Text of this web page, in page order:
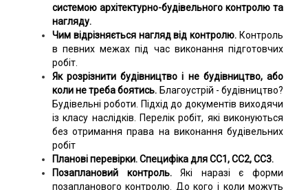
системою архітектурно-будівельного контролю та
нагляду.
Чим відрізняється нагляд від контролю. Контроль
в певних межах під час виконання підготовчих
робіт.
Як розрізнити будівництво і не будівництво, або
коли не треба боятись. Благоустрій - будівництво?
Будівельні роботи. Підхід до документів виходячи
із класу наслідків. Перелік робіт, які виконуються
без отримання права на виконання будівельних
робіт
Планові перевірки. Специфіка для СС1, СС2, СС3.
Позаплановий контроль.Які наразі є форми
позапланового контролю. До кого і коли можуть